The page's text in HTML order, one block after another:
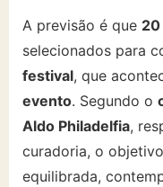
A previsão é que
selecionados para
festival, que
evento. Segundo o
Aldo Philadelfia,
curadoria, o
equilibrada,